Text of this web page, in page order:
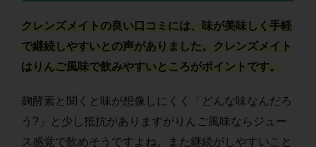
クレンズメイトの良い口コミには、味が美味しく手軽
で継続しやすいとの声がありました。クレンズメイト
はりんご風味で飲みやすいところがポイントです。
麹酵素と聞くと味が想像しにくく「どんな味なんだろ
う?」と少し抵抗がありますがりんご風味ならジュー
ス感覚で飲めそうですよね。また継続がしやすいこと